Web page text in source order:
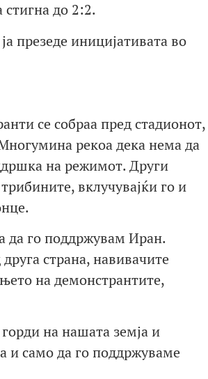
до 2:2.
презеде иницијативата во
се собраа пред стадионот,
рекоа дека нема да
на режимот. Други
вклучувајќи го и
да го поддржувам Иран.
страна, навивачите
на демонстрантите,
на нашата земја и
и само да го поддржуваме